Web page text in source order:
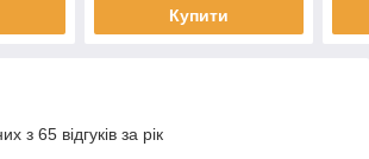
Купити
з 65 відгуків за рік